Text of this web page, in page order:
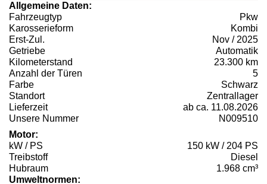
Allgemeine Daten:
Fahrzeugtyp
Pkw
Karosserieform
Kombi
Erst-Zul.
Nov / 2025
Getriebe
Automatik
Kilometerstand
23.300 km
Anzahl der Türen
5
Farbe
Schwarz
Standort
Zentrallager
Lieferzeit
ab ca. 11.08.2026
Unsere Nummer
N009510
Motor:
kW / PS
150 kW / 204 PS
Treibstoff
Diesel
Hubraum
1.968 cm³
Umweltnormen: